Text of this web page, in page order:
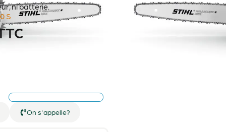
ni batterie.
S
On s'appelle?